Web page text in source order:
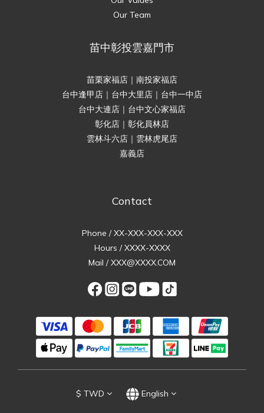
Our Team
苗中彰投雲嘉門市
苗栗家福店｜南投家福店
台中逢甲店｜台中大里店｜台中一中店
台中大連店｜台中文心家福店
彰化店｜彰化員林店
雲林斗六店｜雲林虎尾店
嘉義店
Contact
Phone / XX-XXX-XXX-XXX
Hours / XXXX-XXXX
Mail / XXX@XXXX.COM
$ TWD English